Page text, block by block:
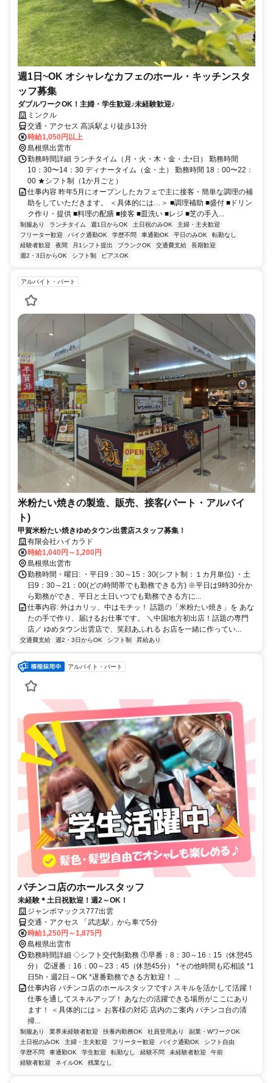
週1日~OK オシャレなカフェのホール・キッチンスタ
ッフ募集
ダブルワークOK！主婦・学生歓迎♪未経験歓迎♪
ミンクル
交通・アクセス 高浜駅より徒歩13分
時給1,050円以上
島根県出雲市
勤務時間詳細 ランチタイム（月・火・木・金・土‣日） 勤務時間
10：30〜14：30 ディナータイム（金・土） 勤務時間 18：00〜22：
00 ★シフト制（1か月ごと）
仕事内容 昨年5月にオープンしたカフェで主に接客・簡単な調理の補
助をしていただきます。 ＜具体的には…＞ ■調理補助 ■盛付 ■ドリン
ク作り・提供 ■料理の配膳 ■接客 ■皿洗い ■レジ ■芝の手入...
制服あり ランチタイム 週1日からOK 土日祝のみOK
主婦・主夫歓迎
フリーター歓迎
バイク通勤OK 学歴不問 車通勤OK 平日のみOK
転勤なし
経験者歓迎
夜間 月1シフト提出 ブランクOK 交通費支給
長期歓迎
週2・3日からOK
シフト制 ピアスOK
アルバイト・パート
米粉たい焼きの製造、販売、接客(パート・アルバイ
ト)
甲賀米粉たい焼きゆめタウン出雲店スタッフ募集！
有限会社ハイカラド
時給1,040円～1,200円
島根県出雲市
勤務時間・曜日: ・平日9：30～15：30(シフト制：１カ月単位) ・土
日9：30～21：00(どの時間帯でも勤務できる方) ※平日は9時30分か
ら勤務ができ、平日と土日いつでも勤務できる方に...
仕事内容: 外はカリッ、中はモチッ！ 話題の「米粉たい焼き」を あな
たの手で作り、届けるお仕事です。 ＼中国地方初出店！話題の専門
店／ ゆめタウン出雲店で、笑顔あふれる お店を一緒に作ってい...
交通費支給 週2・3日からOK シフト制 昇給あり
アルバイト・パート
パチンコ店のホールスタッフ
未経験＊土日祝歓迎！週2～OK！
ジャンボマックス777出雲
交通・アクセス 「武志駅」から車で5分
時給1,250円～1,875円
島根県出雲市
勤務時間詳細 ◇シフト交代制勤務 ①早番：8：30～16：15（休憩45
分） ②遅番：16：00～23：45（休憩45分） *その他時間も応相談 *1
日5h・週2日～OK *遅番勤務できる方歓迎！ ...
仕事内容 パチンコ店のホールスタッフです♪ スキルを活かして活躍！
仕事を通してスキルアップ！ あなたの活躍できる場所がここにあり
ます！ ＜具体的には＞ お客様の対応 店内のご案内 パチンコ台の清
掃...
制服あり 業界未経験者歓迎 扶養内勤務OK 社員登用あり
副業・WワークOK
土日祝のみOK
主婦・主夫歓迎 フリーター歓迎 バイク通勤OK
シフト自由
学歴不問
車通勤OK 学生歓迎 転勤なし 経験不問 未経験者歓迎
午前
経験者歓迎
ネイルOK 残業なし